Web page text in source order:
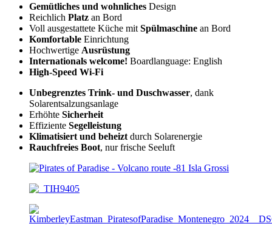
Gemütliches und wohnliches Design
Reichlich Platz an Bord
Voll ausgestattete Küche mit Spülmaschine an Bord
Komfortable Einrichtung
Hochwertige Ausrüstung
Internationals welcome! Boardlanguage: English
High-Speed Wi-Fi
Unbegrenztes Trink- und Duschwasser, dank
Solarentsalzungsanlage
Erhöhte Sicherheit
Effiziente Segelleistung
Klimatisiert und beheizt durch Solarenergie
Rauchfreies Boot, nur frische Seeluft